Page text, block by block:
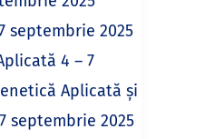
septembrie 2025
4 – 7
Aplicată și
septembrie 2025